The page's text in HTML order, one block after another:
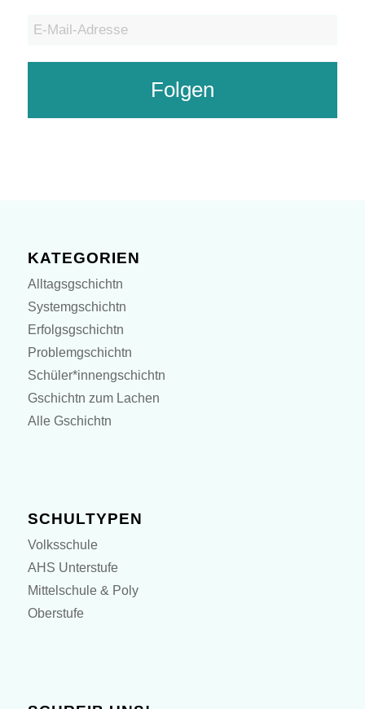
E-
Folgen
KATEGORIEN
Alltagsgschichtn
Systemgschichtn
Erfolgsgschichtn
Problemgschichtn
Schüler*innengschichtn
Gschichtn zum Lachen
Alle Gschichtn
SCHULTYPEN
Volksschule
AHS Unterstufe
Mittelschule & Poly
Oberstufe